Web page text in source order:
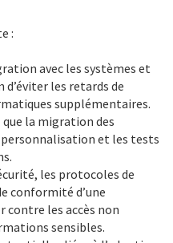
:
avec les systèmes et
les retards de
supplémentaires.
la migration des
et les tests
les protocoles de
conformité d’une
les accès non
sensibles.